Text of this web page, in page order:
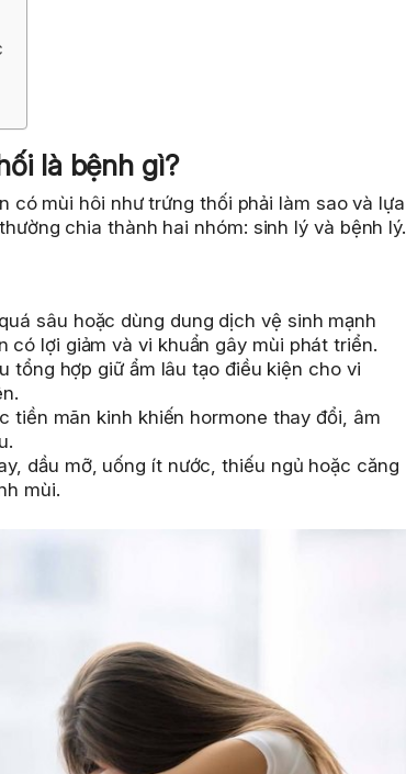
là bệnh gì?
có mùi hôi như trứng thối phải làm sao và lựa
chia thành hai nhóm: sinh lý và bệnh lý.
sâu hoặc dùng dung dịch vệ sinh mạnh
có lợi giảm và vi khuẩn gây mùi phát triển.
tổng hợp giữ ẩm lâu tạo điều kiện cho vi
tiền mãn kinh khiến hormone thay đổi, âm
dầu mỡ, uống ít nước, thiếu ngủ hoặc căng
mùi.